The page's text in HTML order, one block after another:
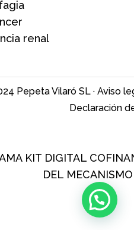
renal
Pepeta Vilaró SL · Aviso
Declaración
KIT DIGITAL
DEL